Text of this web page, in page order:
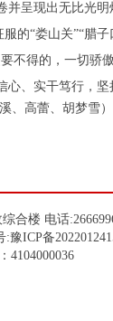
呈现出无比光明
的“娄山关”“腊
得的，一切骄
实干笃行，坚
、高蕾、胡梦雪）
合楼 电话
:豫ICP备